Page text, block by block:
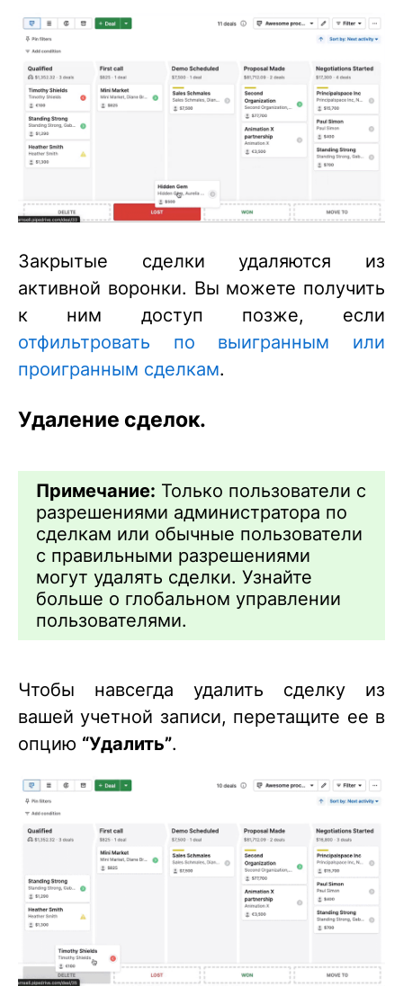
Закрытые сделки удаляются из
активной воронки. Вы можете получить
к ним доступ позже, если
отфильтровать по выигранным или
проигранным сделкам.
Удаление сделок.
Примечание: Только пользователи с
разрешениями администратора по
сделкам или обычные пользователи
с правильными разрешениями
могут удалять сделки. Узнайте
больше о глобальном управлении
пользователями.
Чтобы навсегда удалить сделку из
вашей учетной записи, перетащите ее в
опцию “Удалить”.